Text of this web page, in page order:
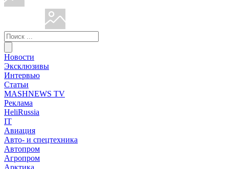
Новости
Эксклюзивы
Интервью
Статьи
MASHNEWS TV
Реклама
HeliRussia
IT
Авиация
Авто- и спецтехника
Автопром
Агропром
Арктика